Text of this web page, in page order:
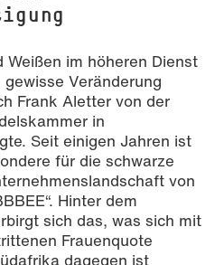
Weißen im höheren Dienst
Veränderung
Frank Aletter von der
in
Seit einigen Jahren ist
für die schwarze
von
Hinter dem
sich das, was sich mit
Frauenquote
dagegen ist